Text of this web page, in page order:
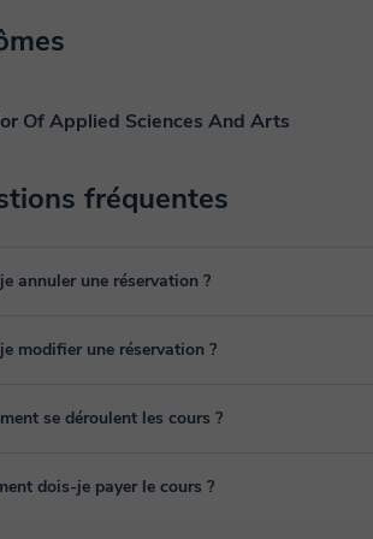
Of Applied Sciences And Arts
fréquentes
annuler une réservation ?
pouvez annuler une réservation jusqu'à 8
modifier une réservation ?
empêchement peut toujours arriver, vous
se déroulent les cours ?
sont donnés dans la salle de classe virtuelle
dois-je payer le cours ?